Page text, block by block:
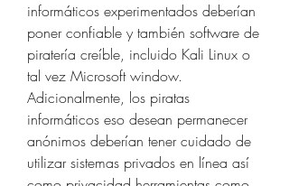
informáticos experimentados deberían
poner confiable y también software de
piratería creíble, incluido Kali Linux o
tal vez Microsoft window.
Adicionalmente, los piratas
informáticos eso desean permanecer
anónimos deberían tener cuidado de
utilizar sistemas privados en línea así